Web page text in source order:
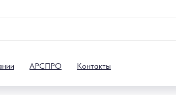
АРСПРО Контакты